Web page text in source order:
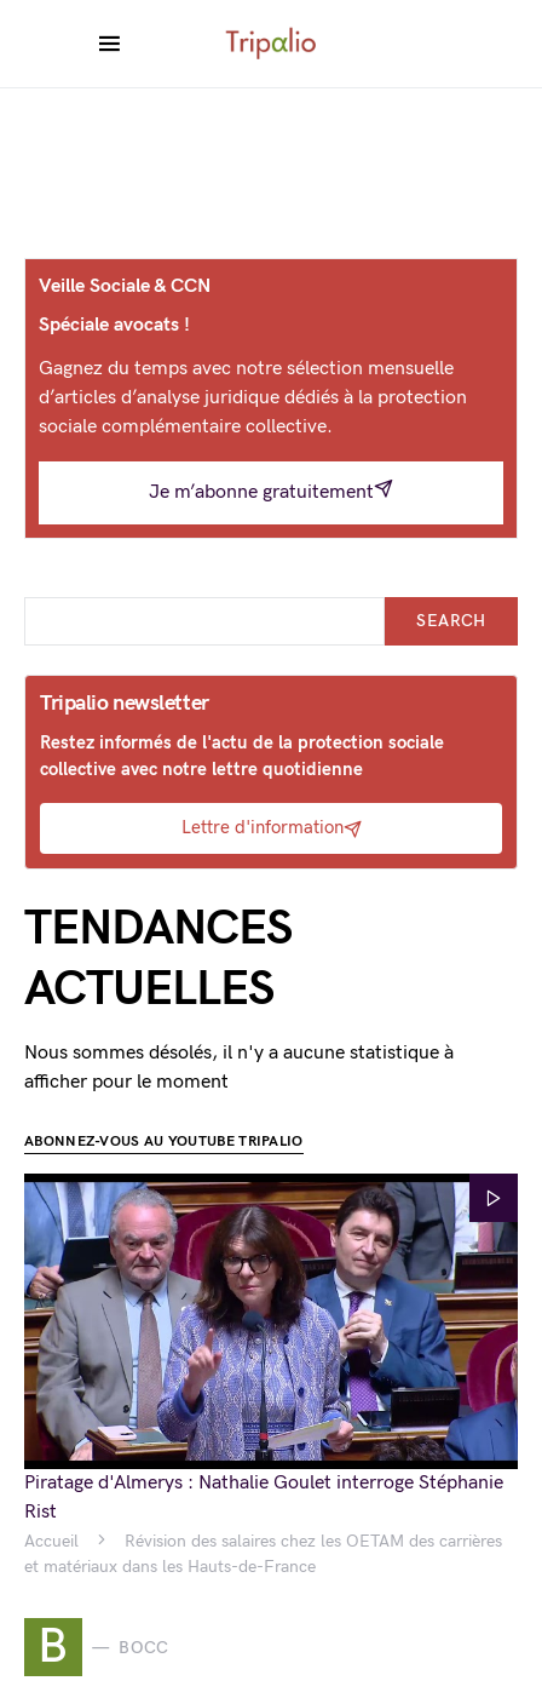
Accueil
Révision des salaires chez les OETAM des carrières
et matériaux dans les Hauts-de-France
B BOCC
Veille Sociale & CCN
Spéciale avocats !
Gagnez du temps avec notre sélection mensuelle
d’articles d’analyse juridique dédiés à la protection
sociale complémentaire collective.
Je m’abonne gratuitement
SEARCH
Tripalio newsletter
Restez informés de l'actu de la protection sociale
collective avec notre lettre quotidienne
Lettre d'information
TENDANCES
ACTUELLES
Nous sommes désolés, il n'y a aucune statistique à
afficher pour le moment
ABONNEZ-VOUS AU YOUTUBE TRIPALIO
Piratage d'Almerys : Nathalie Goulet interroge Stéphanie
Rist